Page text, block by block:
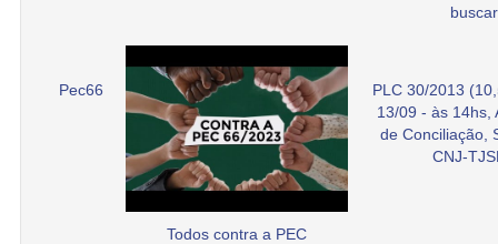
Pec66
Todos contra a PEC
PLC 30/2013
13/09 - às 14hs,
de Conciliação,
CNJ-